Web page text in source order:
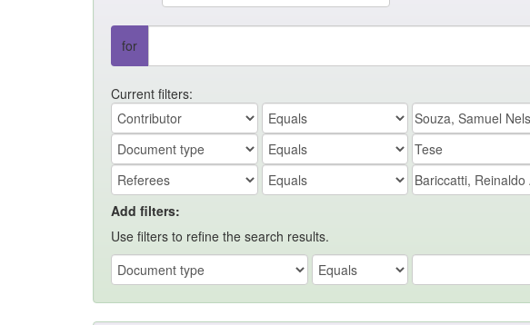
for
Current filters:
Add filters:
Use filters to refine the search results.